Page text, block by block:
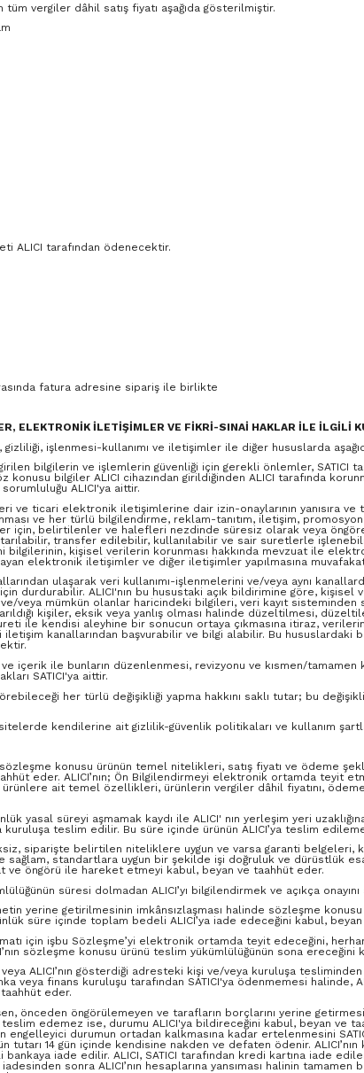
vergiler dâhil satış fiyatı aşağıda gösterilmiştir.
ALICI tarafından ödenecektir.
fatura adresine sipariş ile birlikte
ELEKTRONİK İLETİŞİMLER VE FİKRİ-SINAİ HAKLAR İLE İLGİLİ
gizliliği, işlenmesi-kullanımı ve iletişimler ile diğer hususlarda
girilen bilgilerin ve işlemlerin güvenliği için gerekli önlemler,
konusu bilgiler ALICI cihazından girildiğinden ALICI tarafında
ALICI'ya aittir.
ve ticari elektronik iletişimlerine dair izin-onaylarının yanısıra ve
ve her türlü bilgilendirme, reklam-tanıtım, iletişim,
için, belirtilenler ve halefleri nezdinde süresiz olarak veya
transfer edilebilir, kullanılabilir ve sair suretlerle
kişisel verilerin korunması hakkında mevzuat ile
elektronik iletişimler ve diğer iletişimler yapılmasına
ulaşarak veri kullanımı-işlenmelerini ve/veya aynı
durdurabilir. ALICI'nın bu husustaki açık bildirimine göre,
veya mümkün olanlar haricindeki bilgileri, veri kayıt
kişiler, eksik veya yanlış olması halinde düzeltilmesi,
ile kendisi aleyhine bir sonucun ortaya çıkmasına itiraz,
iletişim kanallarından başvurabilir ve bilgi alabilir. Bu
içerik ile bunların düzenlenmesi, revizyonu ve kısmen/tamamen
SATICI'ya aittir.
her türlü değişikliği yapma hakkını saklı tutar; bu
sitelerde kendilerine ait gizlilik-güvenlik politikaları ve kullanım
sözleşme konusu ürünün temel nitelikleri, satış fiyatı ve ödeme
eder. ALICI’nın; Ön Bilgilendirmeyi elektronik ortamda teyit
ait temel özellikleri, ürünlerin vergiler dâhil fiyatını,
yasal süreyi aşmamak kaydı ile ALICI' nın yerleşim yeri
teslim edilir. Bu süre içinde ürünün ALICI’ya teslim
siparişte belirtilen niteliklere uygun ve varsa garanti
standartlara uygun bir şekilde işi doğruluk ve dürüstlük
öngörü ile hareket etmeyi kabul, beyan ve taahhüt eder.
süresi dolmadan ALICI’yı bilgilendirmek ve açıkça
yerine getirilmesinin imkânsızlaşması halinde sözleşme
süre içinde toplam bedeli ALICI’ya iade edeceğini kabul,
için işbu Sözleşme’yi elektronik ortamda teyit edeceğini,
sözleşme konusu ürünü teslim yükümlülüğünün sona
ALICI’nın gösterdiği adresteki kişi ve/veya kuruluşa
veya finans kuruluşu tarafından SATICI'ya ödenmemesi halinde,
eder.
önceden öngörülemeyen ve tarafların borçlarını yerine
edemez ise, durumu ALICI'ya bildireceğini kabul, beyan ve
durumun ortadan kalkmasına kadar ertelenmesini
tutarı 14 gün içinde kendisine nakden ve defaten ödenir.
iade edilir. ALICI, SATICI tarafından kredi kartına iade
sonra ALICI’nın hesaplarına yansıması halinin